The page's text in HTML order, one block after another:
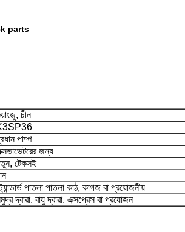
parts
চীন
পাম্প
জন্য
টেকসই
পাতলা পাতলা কাঠ, কাগজ বা প্রয়োজনীয়
দ্বারা, বায়ু দ্বারা, এক্সপ্রেস বা প্রয়োজন